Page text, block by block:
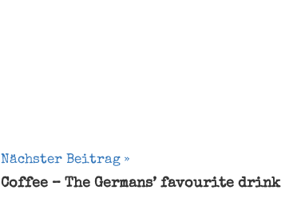
Nächster Beitrag
Coffee – The Germans’ favourite drink